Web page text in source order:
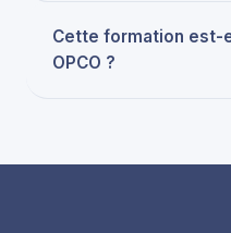
Cette formation est-
OPCO ?